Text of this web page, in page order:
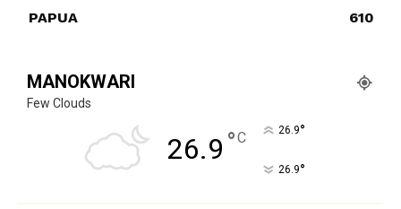
PAPUA
610
MANOKWARI
Few Clouds
26.9 °C 26.9°
26.9°